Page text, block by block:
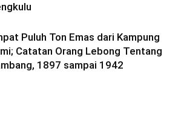
Puluh Ton Emas dari Kampung
Catatan Orang Lebong Tentang
1897 sampai 1942